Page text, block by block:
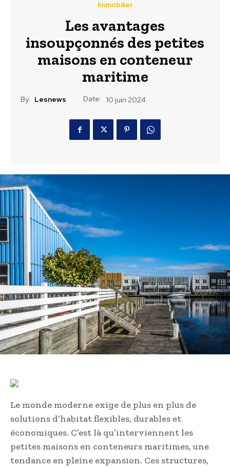
Immobilier
Les avantages
insoupçonnés des petites
maisons en conteneur
maritime
By: Lesnews Date: 10 juin 2024
Le monde moderne exige de plus en plus de
solutions d’habitat flexibles, durables et
économiques. C’est là qu’interviennent les
petites maisons en conteneurs maritimes, une
tendance en pleine expansion. Ces structures,